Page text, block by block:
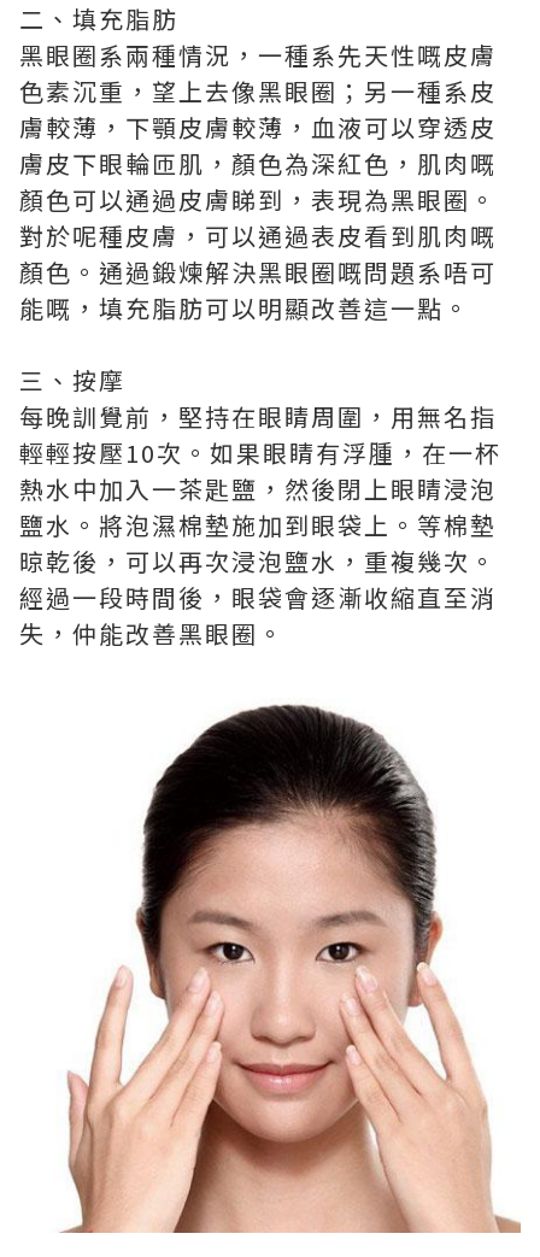
二、填充脂肪
黑眼圈系兩種情況，一種系先天性嘅皮膚
色素沉重，望上去像黑眼圈；另一種系皮
膚較薄，下顎皮膚較薄，血液可以穿透皮
膚皮下眼輪匝肌，顏色為深紅色，肌肉嘅
顏色可以通過皮膚睇到，表現為黑眼圈。
對於呢種皮膚，可以通過表皮看到肌肉嘅
顏色。通過鍛煉解決黑眼圈嘅問題系唔可
能嘅，填充脂肪可以明顯改善這一點。
三、按摩
每晚訓覺前，堅持在眼睛周圍，用無名指
輕輕按壓10次。如果眼睛有浮腫，在一杯
熱水中加入一茶匙鹽，然後閉上眼睛浸泡
鹽水。將泡濕棉墊施加到眼袋上。等棉墊
晾乾後，可以再次浸泡鹽水，重複幾次。
經過一段時間後，眼袋會逐漸收縮直至消
失，仲能改善黑眼圈。